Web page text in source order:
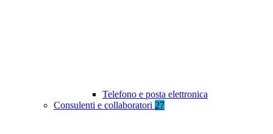
Telefono e posta elettronica
Consulenti e collaboratori 27